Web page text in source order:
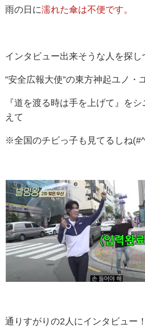
雨の日に濡れた傘は不便です。
インタビュー出来そうな人を探
”安全広報大使”の東方神起ユノ・
『道を渡る時は手を上げて』を
えて
※全国のチビっ子も見てるしね
通りすがりの2人にインタビュー